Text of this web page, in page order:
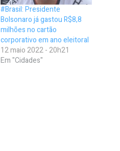
#Brasil: Presidente
Bolsonaro já gastou R$8,8
milhões no cartão
corporativo em ano eleitoral
12 maio 2022 - 20h21
Em "Cidades"